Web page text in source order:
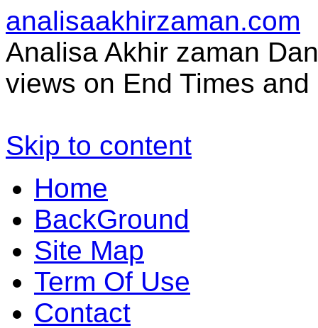
analisaakhirzaman.com
Analisa Akhir zaman
views on End Times
Skip to content
Home
BackGround
Site Map
Term Of Use
Contact